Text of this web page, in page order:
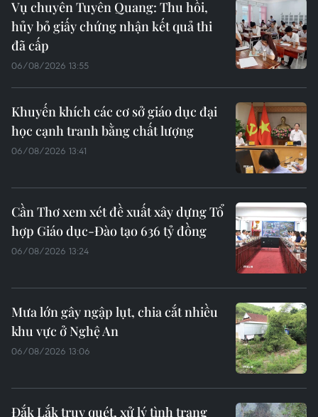
Vụ chuyên Tuyên Quang: Thu hồi,
hủy bỏ giấy chứng nhận kết quả thi
đã cấp
06/08/2026 13:55
Khuyến khích các cơ sở giáo dục đại
học cạnh tranh bằng chất lượng
06/08/2026 13:41
Cần Thơ xem xét đề xuất xây dựng Tổ
hợp Giáo dục-Đào tạo 636 tỷ đồng
06/08/2026 13:24
Mưa lớn gây ngập lụt, chia cắt nhiều
khu vực ở Nghệ An
06/08/2026 13:06
Đắk Lắk truy quét, xử lý tình trạng